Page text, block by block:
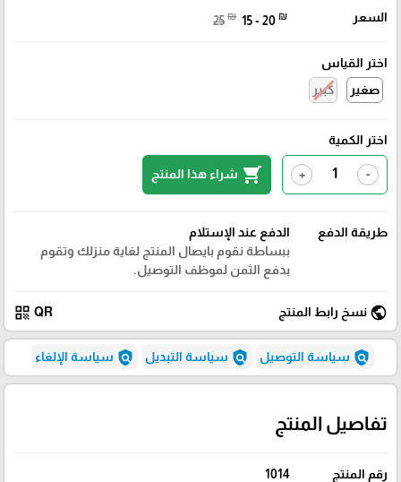
السعر 25 ₪ 15 - 20 ₪
اختر القياس
صغير
كبير
اختر الكمية
-
+
shopping_cart شراء هذا المنتج
طريقة الدفع
الدفع عند الإستلام
ببساطة نقوم بايصال المنتج لغاية منزلك وتقوم
بدفع الثمن لموظف التوصيل.
public نسخ رابط المنتج QR
qr_code
policy سياسة التوصيل policy سياسة التبديل policy سياسة الإلغاء
تفاصيل المنتج
رقم المنتج 1014